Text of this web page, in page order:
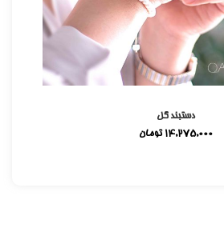
دستبند گل
14,275,000 تومان